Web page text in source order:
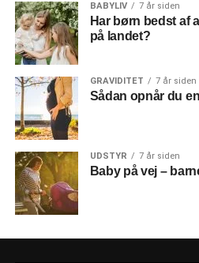
BABYLIV 7 år siden
Har børn bedst af
på landet?
GRAVIDITET 7 år siden
Sådan opnår du
UDSTYR 7 år siden
Baby på vej –